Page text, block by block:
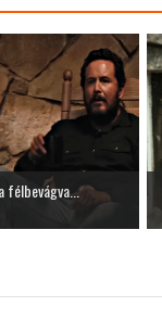
félbevágva...